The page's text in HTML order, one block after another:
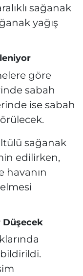
sağanak
yağış
göre
sabah
ise sabah
sağanak
edilirken,
havanın
Düşecek